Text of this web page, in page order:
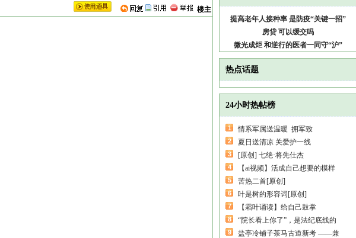
楼主
提高老年人接种率 是防疫“关键一招”
房贷 可以缓交吗
微光成炬 和逆行的医者一同守“沪”
热点话题
24小时热帖榜
1 情系军属送温暖 拥军致
2 夏日送清凉 关爱护一线
3 [原创] 七绝·将先仕杰
4 【ai视频】活成自己想要的模样
5 苦热二首[原创]
6 叶是树的形容词[原创]
7 【霜叶诵读】给自己鼓掌
8 “院长看上你了”，是法纪底线的
9 盐亭冷铺子茶马古道新考 ——兼